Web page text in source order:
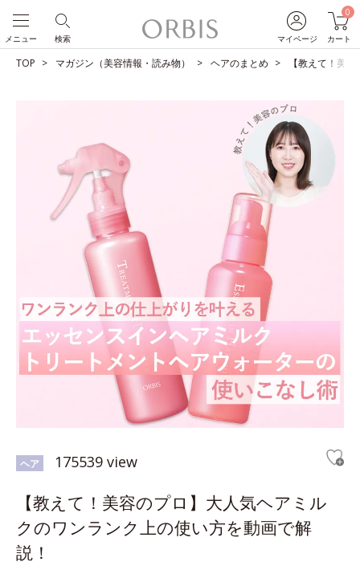
マイページ
0
カート
検索
メニュー
TOP マガジン（美容情報・読み物） ヘアのまとめ 【教えて！美
ヘア 175539 view
【教えて！美容のプロ】大人気ヘアミル
クのワンランク上の使い方を動画で解
説！